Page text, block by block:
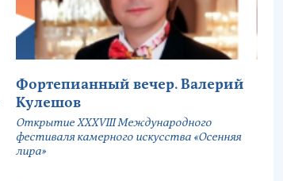
Фортепианный вечер. Валерий
Кулешов
Открытие ХХХVIII Международного
фестиваля камерного искусства «Осенняя
лира»